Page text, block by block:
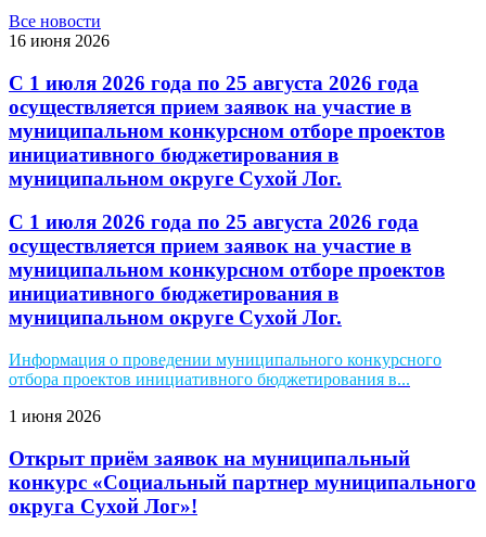
Все новости
16 июня 2026
С 1 июля 2026 года по 25 августа 2026 года
осуществляется прием заявок на участие в
муниципальном конкурсном отборе проектов
инициативного бюджетирования в
муниципальном округе Сухой Лог.
С 1 июля 2026 года по 25 августа 2026 года
осуществляется прием заявок на участие в
муниципальном конкурсном отборе проектов
инициативного бюджетирования в
муниципальном округе Сухой Лог.
Информация о проведении муниципального конкурсного
отбора проектов инициативного бюджетирования в...
1 июня 2026
Открыт приём заявок на муниципальный
конкурс «Социальный партнер муниципального
округа Сухой Лог»!